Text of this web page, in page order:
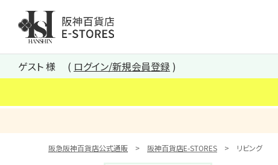
阪神百貨店E-STORES TOP
ゲスト 様 ログイン/新規会員登録
阪急阪神百貨店公式通販 阪神百貨店E-STORES リビング